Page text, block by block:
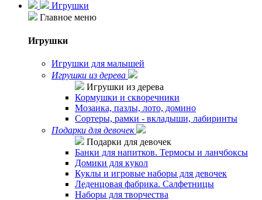
Игрушки
Главное меню
Игрушки
Игрушки для малышей
Игрушки из дерева
Игрушки из дерева
Кормушки и скворечники
Мозаика, пазлы, лото, домино
Сортеры, рамки - вкладыши, лабиринты
Подарки для девочек
Подарки для девочек
Банки для напитков. Термосы и ланчбоксы
Домики для кукол
Куклы и игровые наборы для девочек
Леденцовая фабрика. Салфетницы
Наборы для творчества